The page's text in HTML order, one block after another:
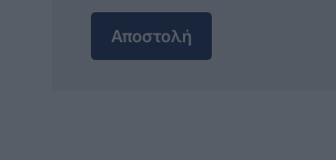
Αποστολή